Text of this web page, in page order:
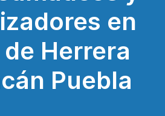
en
Herrera
Puebla